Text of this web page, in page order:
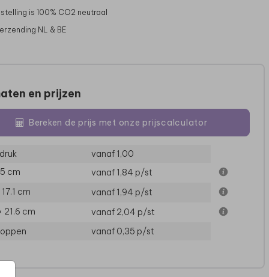
is 100% CO2 neutraal
NL & BE
en prijzen
Bereken de prijs met onze prijscalculator
vanaf 1,00
cm
vanaf 1,84 p/st
17.1 cm
vanaf 1,94 p/st
21.6 cm
vanaf 2,04 p/st
vanaf 0,35 p/st